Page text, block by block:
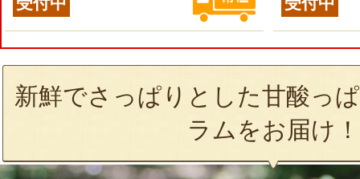
新鮮でさっぱりとした甘酸っ
ラムをお届け！